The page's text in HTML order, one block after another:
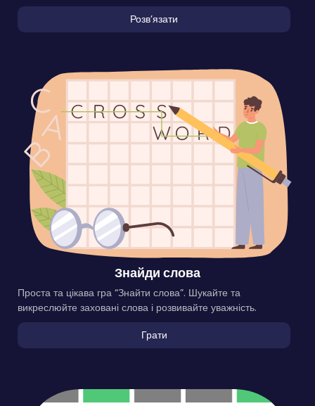
Розвʼязати
Знайди слова
Проста та цікава гра “Знайти слова”. Шукайте та
викреслюйте заховані слова і розвивайте уважність.
Грати